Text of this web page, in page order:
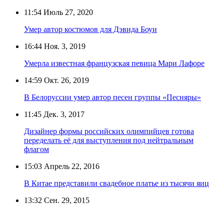
11:54 Июль 27, 2020
Умер автор костюмов для Дэвида Боуи
16:44 Ноя. 3, 2019
Умерла известная французская певица Мари Лафоре
14:59 Окт. 26, 2019
В Белоруссии умер автор песен группы «Песняры»
11:45 Дек. 3, 2017
Дизайнер формы российских олимпийцев готова
переделать её для выступления под нейтральным
флагом
15:03 Апрель 22, 2016
В Китае представили свадебное платье из тысячи яиц
13:32 Сен. 29, 2015